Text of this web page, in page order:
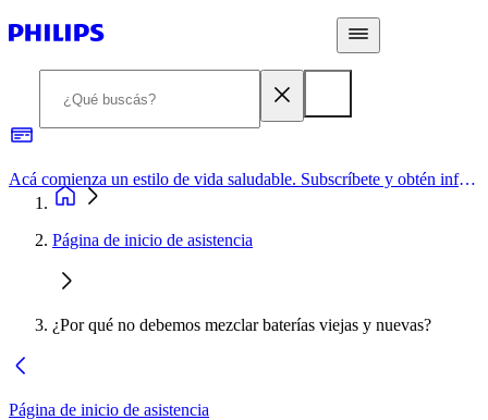
Acá comienza un estilo de vida saludable. Subscríbete y obtén información de primera mano
Página de inicio de asistencia
¿Por qué no debemos mezclar baterías viejas y nuevas?
Página de inicio de asistencia